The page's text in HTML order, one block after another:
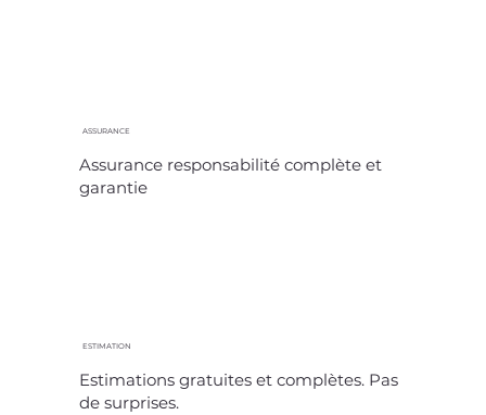
ASSURANCE
Assurance responsabilité complète et
garantie
ESTIMATION
Estimations gratuites et complètes. Pas
de surprises.